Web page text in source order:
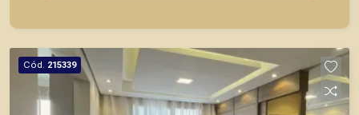
Preto.
Cód. 215339